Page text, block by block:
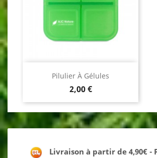
Pilulier À Gélules
Prix
2,00 €
Livraison à partir de 4,90€ -